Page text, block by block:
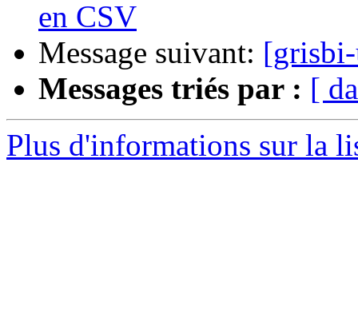
en CSV
Message suivant:
Messages triés par : [
Plus d'informations sur la